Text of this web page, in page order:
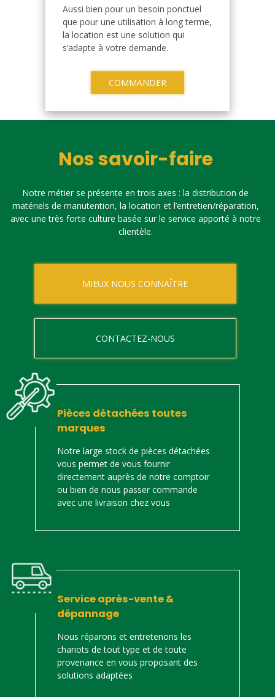
Aussi bien pour un besoin ponctuel
que pour une utilisation à long terme,
la location est une solution qui
s’adapte à votre demande.
COMMANDER
Nos savoir-faire
Notre métier se présente en trois axes : la distribution de
matériels de manutention, la location et l’entretien/réparation,
avec une très forte culture basée sur le service apporté à notre
clientèle.
MIEUX NOUS CONNAÎTRE
CONTACTEZ-NOUS
Pièces détachées toutes
marques
Notre large stock de pièces détachées
vous permet de vous fournir
directement auprès de notre comptoir
ou bien de nous passer commande
avec une livraison chez vous
Service après-vente &
dépannage
Nous réparons et entretenons les
chariots de tout type et de toute
provenance en vous proposant des
solutions adaptées